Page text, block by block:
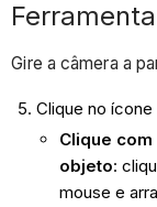
Gire a câmera a
Clique no ícone
Clique
objeto:
mouse e